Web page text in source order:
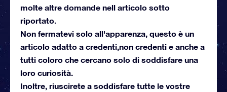
molte altre domande nell articolo sotto
riportato.
Non fermatevi solo all'apparenza, questo è un
articolo adatto a credenti,non credenti e anche a
tutti coloro che cercano solo di soddisfare una
loro curiosità.
Inoltre, riuscirete a soddisfare tutte le vostre